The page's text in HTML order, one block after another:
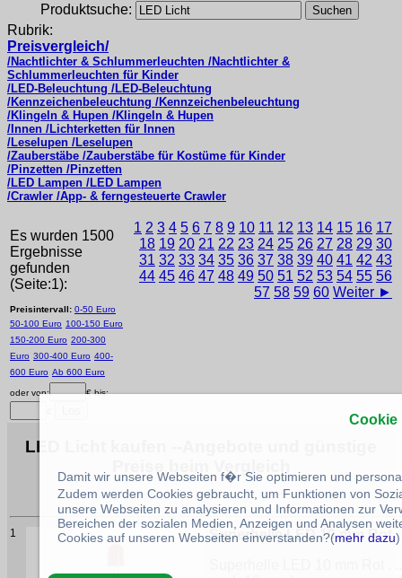
Produktsuche:
Rubrik:
Preisvergleich/
/Nachtlichter & Schlummerleuchten /Nachtlichter &
Schlummerleuchten für Kinder
/LED-Beleuchtung /LED-Beleuchtung
/Kennzeichenbeleuchtung /Kennzeichenbeleuchtung
/Klingeln & Hupen /Klingeln & Hupen
/Innen /Lichterketten für Innen
/Leselupen /Leselupen
/Zauberstäbe /Zauberstäbe für Kostüme für Kinder
/Pinzetten /Pinzetten
/LED Lampen /LED Lampen
/Crawler /App- & ferngesteuerte Crawler
Es wurden 1500
Ergebnisse
gefunden
(Seite:1):
1 2 3 4 5 6 7 8 9 10 11 12 13 14 15 16 17
18 19 20 21 22 23 24 25 26 27 28 29 30
31 32 33 34 35 36 37 38 39 40 41 42 43
44 45 46 47 48 49 50 51 52 53 54 55 56
57 58 59 60 Weiter ►
Preisintervall: 0-50 Euro
50-100 Euro 100-150 Euro
150-200 Euro 200-300
Euro 300-400 Euro 400-
600 Euro Ab 600 Euro
oder von:
€ bis:
LED Licht kaufen --Angebote und günstige
Preise beim Vergleich
1
Superhelle LED 10 mm Rot
Cookie
Damit wir unsere Webseiten f�r Sie optimieren und
Zudem werden Cookies gebraucht, um Funktionen von
unsere Webseiten zu analysieren und Informationen zur
Bereichen der sozialen Medien, Anzeigen und Analysen
Cookies auf unseren Webseiten einverstanden?(mehr dazu)